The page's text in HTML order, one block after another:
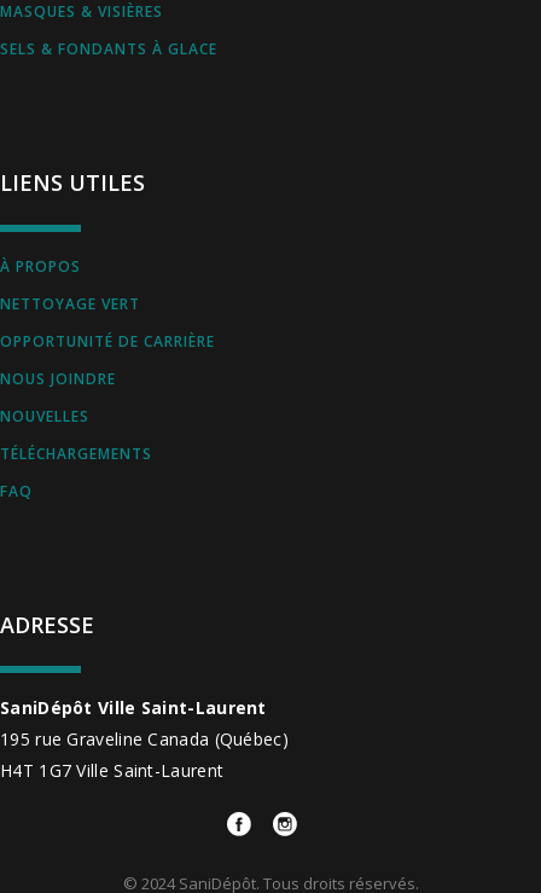
ADRESSE
SaniDépôt Ville Saint-Laurent
195 rue Graveline Canada (Québec)
H4T 1G7Ville Saint-Laurent
© 2024 SaniDépôt. Tous droits réservés.
MASQUES & VISIÈRES
SELS & FONDANTS À GLACE
LIENS UTILES
À PROPOS
NETTOYAGE VERT
OPPORTUNITÉ DE CARRIÈRE
NOUS JOINDRE
NOUVELLES
TÉLÉCHARGEMENTS
FAQ